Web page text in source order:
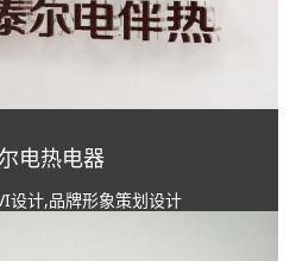
电热电器
设计,品牌形象策划设计